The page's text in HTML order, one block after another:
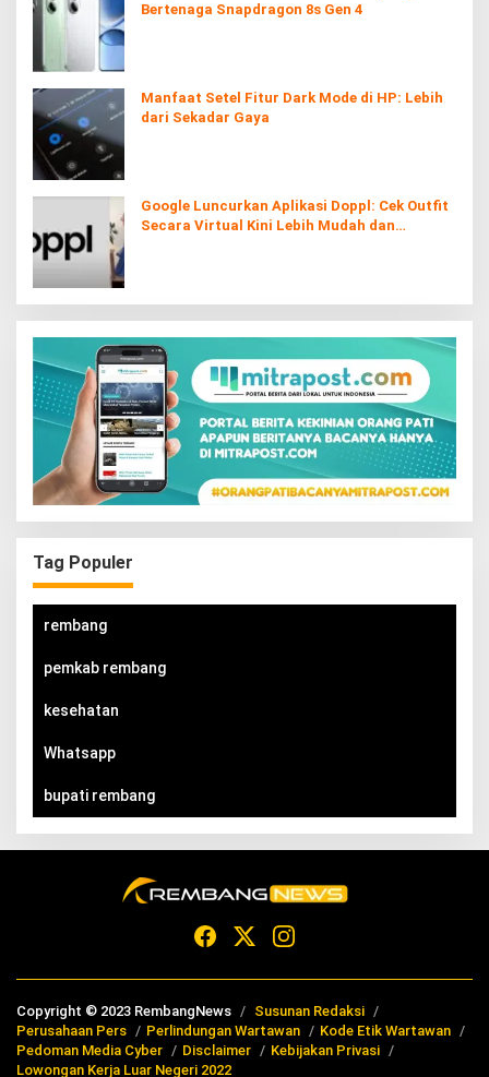
Bertenaga Snapdragon 8s Gen 4
Manfaat Setel Fitur Dark Mode di HP: Lebih
dari Sekadar Gaya
Google Luncurkan Aplikasi Doppl: Cek Outfit
Secara Virtual Kini Lebih Mudah dan
Tag Populer
rembang
pemkab rembang
kesehatan
Whatsapp
bupati rembang
Copyright © 2023 RembangNews
Susunan Redaksi
Perusahaan Pers
Perlindungan Wartawan
Kode Etik Wartawan
Pedoman Media Cyber
Disclaimer
Kebijakan Privasi
Lowongan Kerja Luar Negeri 2022